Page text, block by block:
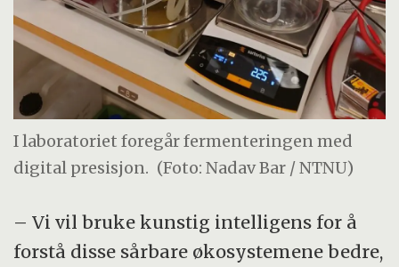
I laboratoriet foregår fermenteringen med
digital presisjon. (Foto: Nadav Bar / NTNU)
– Vi vil bruke kunstig intelligens for å
forstå disse sårbare økosystemene bedre,